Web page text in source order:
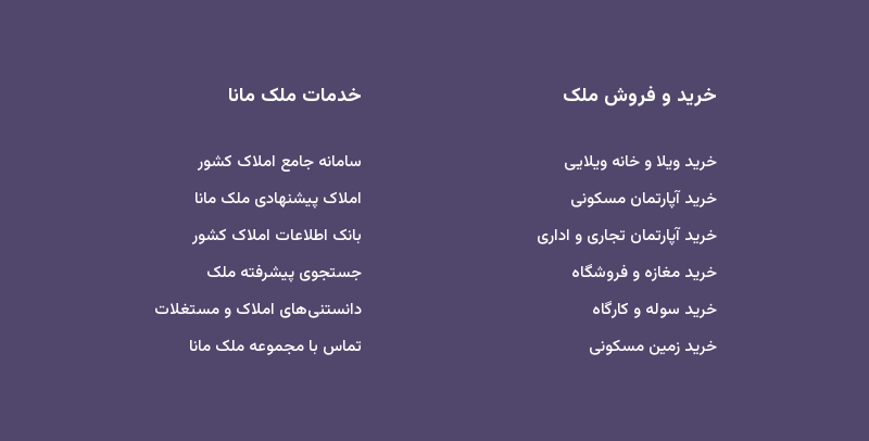
خرید و فروش ملک
خرید ویلا و خانه ویلایی
خرید آپارتمان مسکونی
خرید آپارتمان تجاری و اداری
خرید مغازه و فروشگاه
خرید سوله و کارگاه
خرید زمین مسکونی
خدمات ملک مانا
سامانه جامع املاک کشور
املاک پیشنهادی ملک مانا
بانک اطلاعات املاک کشور
جستجوی پیشرفته ملک
دانستنی‌های املاک و مستغلات
تماس با مجموعه ملک مانا